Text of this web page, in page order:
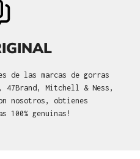
de las marcas de gorras
47Brand, Mitchell & Ness,
nosotros, obtienes
100% genuinas!